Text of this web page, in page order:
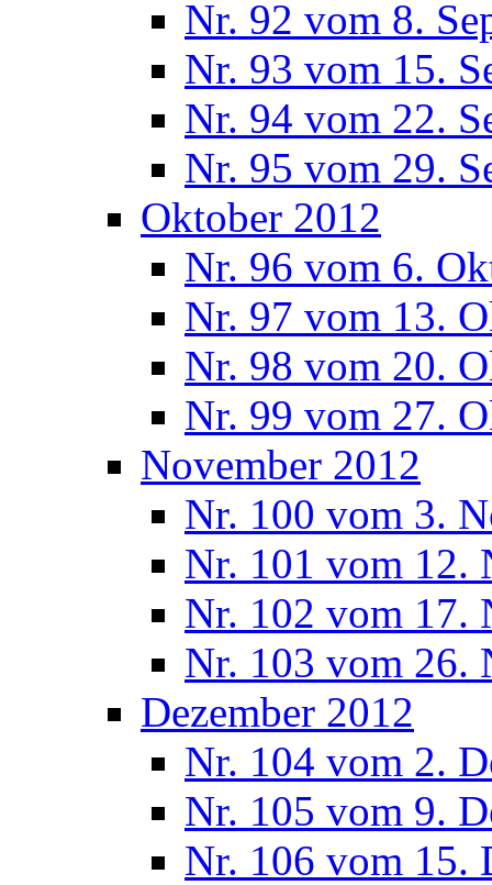
Nr. 92 vom 8.
Nr. 93 vom 15.
Nr. 94 vom 22.
Nr. 95 vom 29.
Oktober 2012
Nr. 96 vom 6.
Nr. 97 vom 13.
Nr. 98 vom 20.
Nr. 99 vom 27.
November 2012
Nr. 100 vom 3.
Nr. 101 vom 12.
Nr. 102 vom 17.
Nr. 103 vom 26.
Dezember 2012
Nr. 104 vom 2.
Nr. 105 vom 9.
Nr. 106 vom 15.